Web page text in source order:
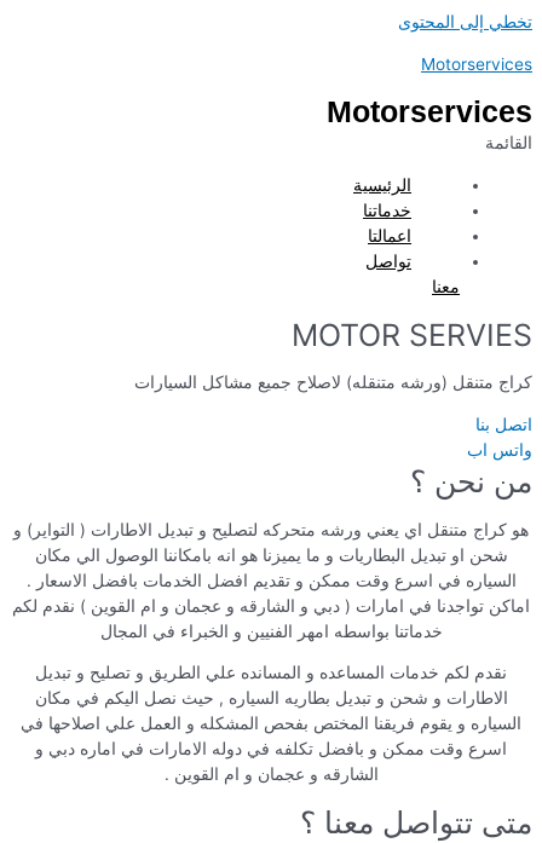
تخطي إلى المحتوى
Motorservices
Motorservices
القائمة
الرئيسية
خدماتنا
اعمالتا
تواصل
معنا
MOTOR SERVIES
كراج متنقل (ورشه متنقله) لاصلاح جميع مشاكل السيارات
اتصل بنا
واتس اب
من نحن ؟
هو كراج متنقل اي يعني ورشه متحركه لتصليح و تبديل الاطارات ( التواير) و
شحن او تبديل البطاريات و ما يميزنا هو انه بامكاننا الوصول الي مكان
السياره في اسرع وقت ممكن و تقديم افضل الخدمات بافضل الاسعار .
اماكن تواجدنا في امارات ( دبي و الشارقه و عجمان و ام القوين ) نقدم لكم
خدماتنا بواسطه امهر الفنيين و الخبراء في المجال
نقدم لكم خدمات المساعده و المسانده علي الطريق و تصليح و تبديل
الاطارات و شحن و تبديل بطاريه السياره , حيث نصل اليكم في مكان
السياره و يقوم فريقنا المختص بفحص المشكله و العمل علي اصلاحها في
اسرع وقت ممكن و بافضل تكلفه في دوله الامارات في اماره دبي و
الشارقه و عجمان و ام القوين .
متى تتواصل معنا ؟